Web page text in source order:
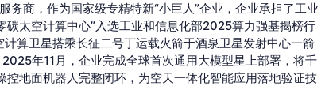
务商，作为国家级专精特新“小巨人”企业，企业承担了工业
太空计算中心”入选工业和信息化部2025算力强基揭榜行
算卫星搭乘长征二号丁运载火箭于酒泉卫星发射中心一箭
年11月，企业完成全球首次通用大模型星上部署，将千
地面机器人完整闭环，为空天一体化智能应用落地验证技